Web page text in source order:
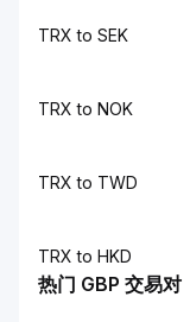
TRX to SEK
TRX to NOK
TRX to TWD
TRX to HKD
热门 GBP 交易对